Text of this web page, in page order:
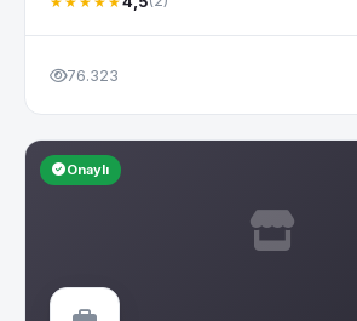
76.323
Onaylı